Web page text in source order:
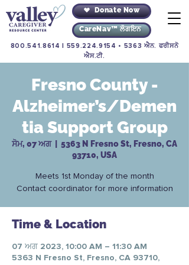
Donate Now
CareNav™ ਲੌਗਇਨ
800.541.8614 559.224.9154 • 5363 ਐਨ. ਫਰੀਸਨੋ
ਐਸ.ਟੀ.
Fresno County -
Alzheimer’s/Demen
tia Support Group
ਸੋਮ, 07 ਅਗ
  |
5363 N Fresno St, Fresno, CA
93710, USA
Meets 1st Monday of the month
Contact coordinator for more information
Time & Location
07 ਅਗ 2023, 10:00 AM – 11:30 AM
5363 N Fresno St, Fresno, CA 93710,